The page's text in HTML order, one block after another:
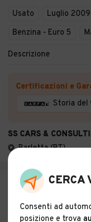
Usato Luglio 2009
Benzina - Euro 5
Descrizione
Certificazioni e
Storia del
SS CARS &
Barletta (BT)
CERCA
Consenti ad
posizione e trova